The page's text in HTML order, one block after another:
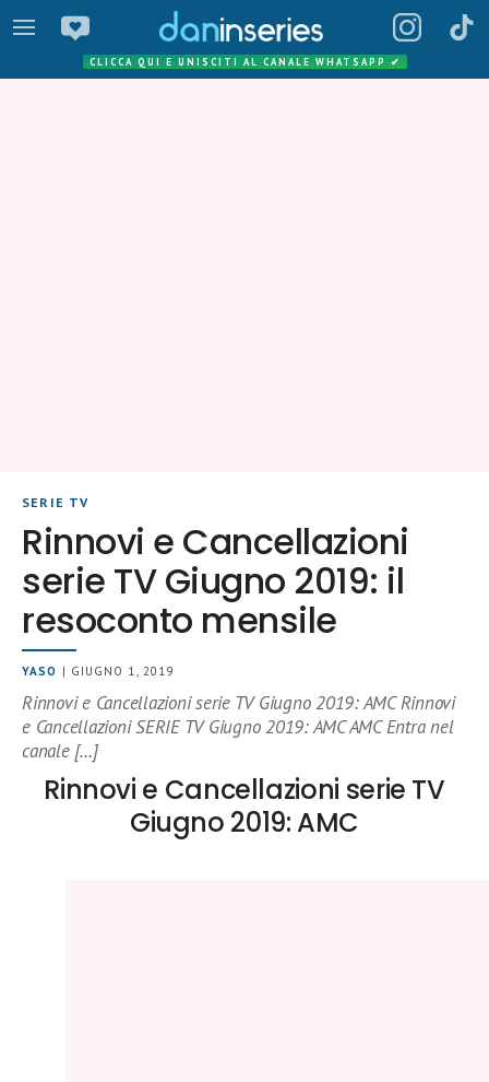
CLICCA QUI E UNISCITI AL CANALE WHATSAPP ✔
SERIE TV
Rinnovi e Cancellazioni
serie TV Giugno 2019: il
resoconto mensile
YASO | GIUGNO 1, 2019
Rinnovi e Cancellazioni serie TV Giugno 2019: AMC Rinnovi
e Cancellazioni SERIE TV Giugno 2019: AMC AMC Entra nel
canale […]
Rinnovi e Cancellazioni serie TV
Giugno 2019: AMC